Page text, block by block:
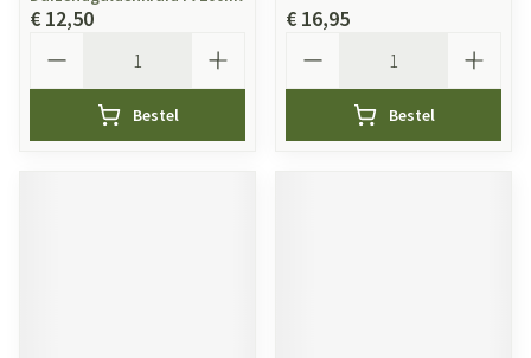
€ 12,50
Bestel
€ 16,95
Bestel